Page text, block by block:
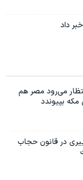
داد
می‌رود مصر هم
مکه بپیوندد
در قانون حجاب